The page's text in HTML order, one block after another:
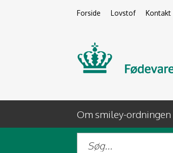
Forside Lovstof Kontakt
Om smiley-ordningen